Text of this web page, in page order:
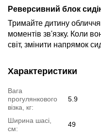
Реверсивний блок
Тримайте дитину
моментів зв'язку. Коли
світ, змінити напрямок
Характеристики
Вага
прогулянкового
візка, кг:
5.9
Ширина шасі,
см:
49